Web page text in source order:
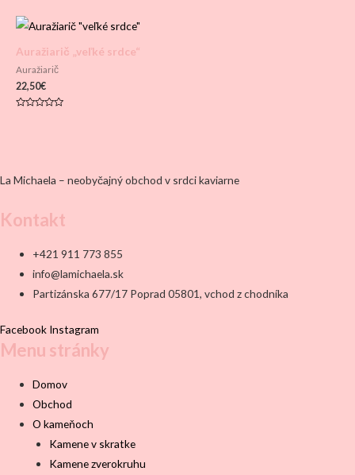
z
5
Auražiarič „veľké srdce“
Auražiarič
22,50€
La Michaela – neobyčajný obchod v srdci kaviarne
Kontakt
+421 911 773 855
info@lamichaela.sk
Partizánska 677/17 Poprad 05801, vchod z chodníka
Facebook Instagram
Menu stránky
Domov
Obchod
O kameňoch
Kamene v skratke
Kamene zverokruhu